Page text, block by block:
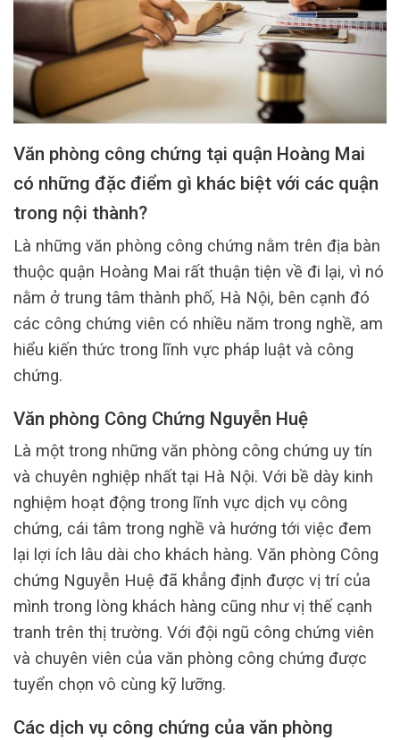
Văn phòng công chứng tại quận Hoàng Mai
có những đặc điểm gì khác biệt với các quận
trong nội thành?
Là những văn phòng công chứng nằm trên địa bàn
thuộc quận Hoàng Mai rất thuận tiện về đi lại, vì nó
nằm ở trung tâm thành phố, Hà Nội, bên cạnh đó
các công chứng viên có nhiều năm trong nghề, am
hiểu kiến thức trong lĩnh vực pháp luật và công
chứng.
Văn phòng Công Chứng Nguyễn Huệ
Là một trong những văn phòng công chứng uy tín
và chuyên nghiệp nhất tại Hà Nội. Với bề dày kinh
nghiệm hoạt động trong lĩnh vực dịch vụ công
chứng, cái tâm trong nghề và hướng tới việc đem
lại lợi ích lâu dài cho khách hàng. Văn phòng Công
chứng Nguyễn Huệ đã khẳng định được vị trí của
mình trong lòng khách hàng cũng như vị thế cạnh
tranh trên thị trường. Với đội ngũ công chứng viên
và chuyên viên của văn phòng công chứng được
tuyển chọn vô cùng kỹ lưỡng.
Các dịch vụ công chứng của văn phòng